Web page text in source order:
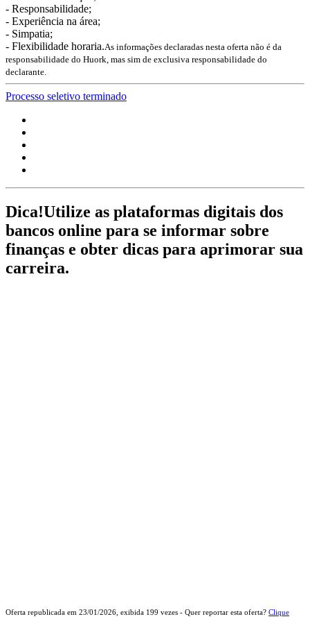
- Responsabilidade;
- Experiência na área;
- Simpatia;
- Flexibilidade horaria.As informações declaradas nesta oferta não é da
responsabilidade do Huork, mas sim de exclusiva responsabilidade do
declarante.
Processo seletivo terminado
Dica!Utilize as plataformas digitais dos
bancos online para se informar sobre
finanças e obter dicas para aprimorar sua
carreira.
Oferta republicada em 23/01/2026 , exibida 199 vezes - Quer reportar esta oferta? Clique